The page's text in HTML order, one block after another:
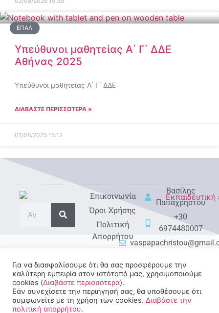
ΕΠΑΛ
Υπεύθυνοι μαθητείας Α΄ Γ΄ ΔΔΕ
Αθήνας 2025
Υπεύθυνοι μαθητείας Α΄ Γ΄ ΔΔΕ
ΔΙΑΒΑΣΤΕ ΠΕΡΙΣΣΟΤΕΡΑ »
01/08/2025 15:12
Eπικοινωνία
Όροι Χρήσης
Πολιτική
Απορρήτου
Βασίλης
Παπαχρήστου
+30
6974480007
© 2022-2025 All rights
Για να διασφαλίσουμε ότι θα σας προσφέρουμε την
καλύτερη εμπειρία στον ιστότοπό μας, χρησιμοποιούμε
cookies (Διαβάστε περισσότερα).
Εάν συνεχίσετε την περιήγησή σας, θα υποθέσουμε ότι
συμφωνείτε με τη χρήση των cookies. Διαβάστε την
πολιτική απορρήτου.